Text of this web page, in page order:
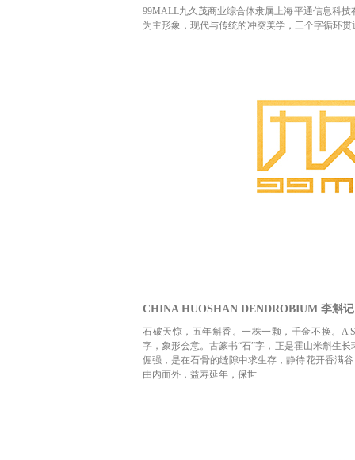
99MALL九久茂商业综合体隶属上海平通信息科
为主形象，现代与传统的冲突美学，三个字循环
CHINA HUOSHAN DENDROBIUM 李斛
石破天惊，五年斛香。一株一颗，千金不换。A
字，象形会意。古篆书“石”字，正是霍山米斛生
倔强，是在石骨的缝隙中求生存，静待花开香满
由内而外，益寿延年，保世